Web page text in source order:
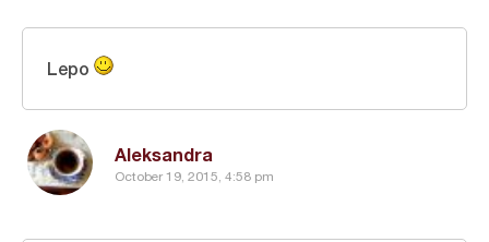
Aleksandra
October 19, 2015, 4:58 pm
Lepo